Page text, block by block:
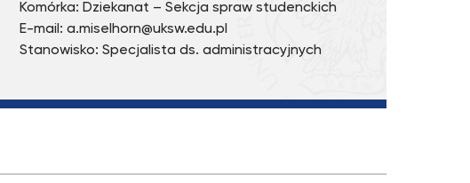
Komórka: Dziekanat – Sekcja spraw studenckich
E-mail: a.miselhorn@uksw.edu.pl
Stanowisko: Specjalista ds. administracyjnych